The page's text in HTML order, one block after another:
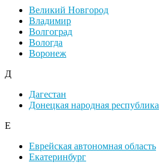
Великий Новгород
Владимир
Волгоград
Вологда
Воронеж
Д
Дагестан
Донецкая народная республика
Е
Еврейская автономная область
Екатеринбург